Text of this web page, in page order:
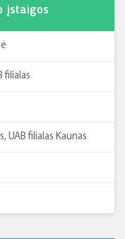
įstaigos
filialas
filialas Kaunas